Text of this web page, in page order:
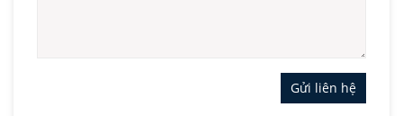
Gửi liên hệ